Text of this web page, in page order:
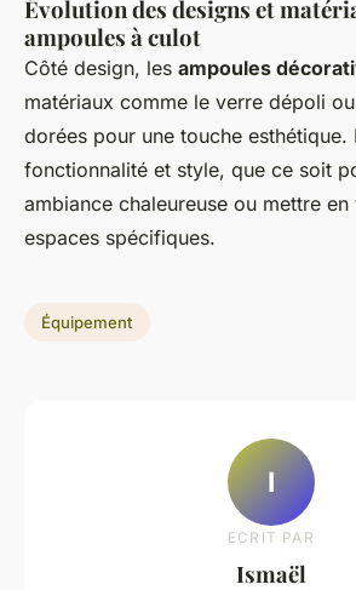
Évolution des designs et
ampoules à culot
Côté design, les ampoules
matériaux comme le verre dépoli
dorées pour une touche esthétique.
fonctionnalité et style, que ce soit
ambiance chaleureuse ou mettre en
espaces spécifiques.
Équipement
I
ECRIT PAR
Ismaël